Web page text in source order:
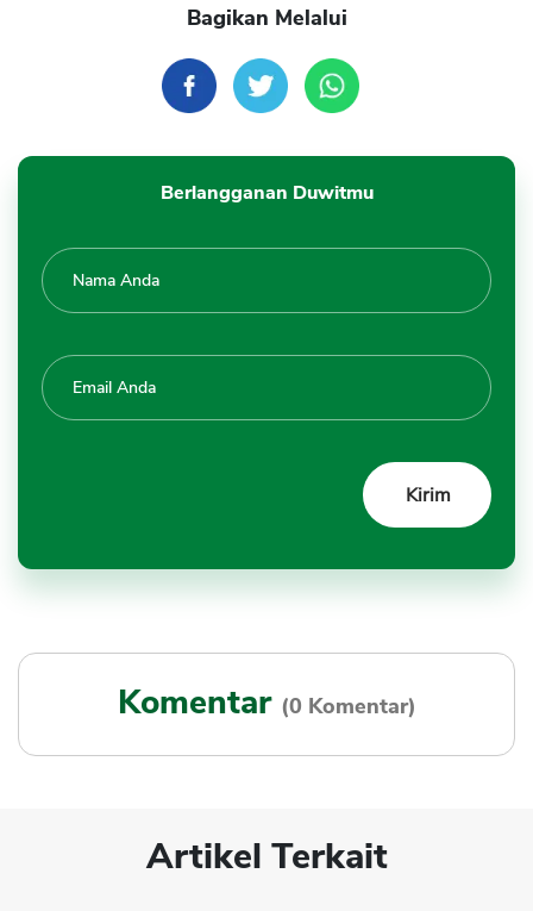
Bagikan Melalui
Berlangganan Duwitmu
Komentar (0 Komentar)
Artikel Terkait